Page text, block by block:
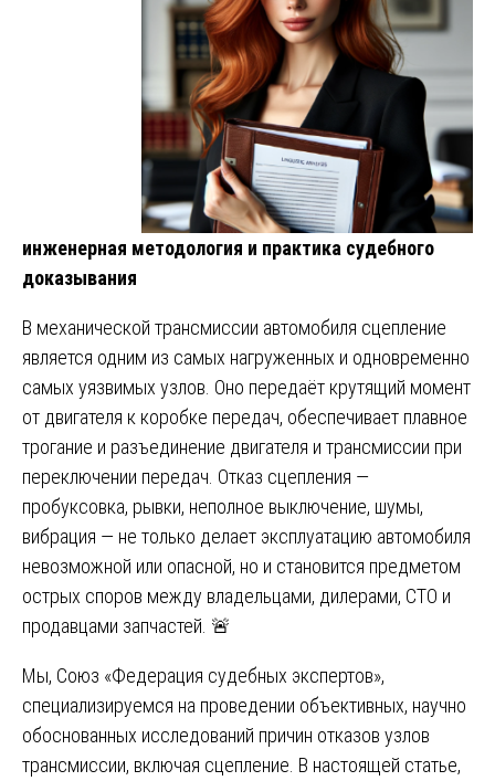
инженерная методология и практика судебного
доказывания
В механической трансмиссии автомобиля сцепление
является одним из самых нагруженных и одновременно
самых уязвимых узлов. Оно передаёт крутящий момент
от двигателя к коробке передач, обеспечивает плавное
трогание и разъединение двигателя и трансмиссии при
переключении передач. Отказ сцепления —
пробуксовка, рывки, неполное выключение, шумы,
вибрация — не только делает эксплуатацию автомобиля
невозможной или опасной, но и становится предметом
острых споров между владельцами, дилерами, СТО и
продавцами запчастей. 🚨
Мы, Союз «Федерация судебных экспертов»,
специализируемся на проведении объективных, научно
обоснованных исследований причин отказов узлов
трансмиссии, включая сцепление. В настоящей статье,